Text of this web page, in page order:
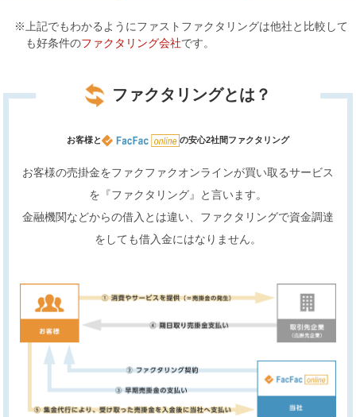
※上記でもわかるようにファストファクタリングは他社と比較して
も好条件のファクタリング会社です。
ファクタリングとは？
お客様と の安心2社間ファクタリング
お客様の売掛金をファクファクオンラインが買い取るサービス
を『ファクタリング』と言います。
金融機関などからの借入とは違い、ファクタリングで資金調達
をしても借入金にはなりません。